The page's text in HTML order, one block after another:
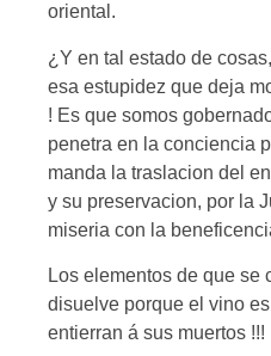
oriental.
¿Y en tal estado de
esa estupidez que deja
! Es que somos
penetra en la conciencia
manda la traslacion del
y su preservacion, por la
miseria con la
Los elementos de que se
disuelve porque el vino
entierran á sus muertos !!!